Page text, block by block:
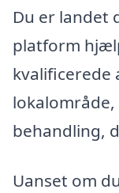
Du er landet
platform
kvalificerede
lokalområde,
behandling,
Uanset om